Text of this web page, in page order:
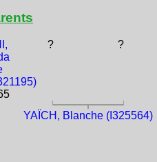
? ?
YAÏCH, Blanche (I325564)